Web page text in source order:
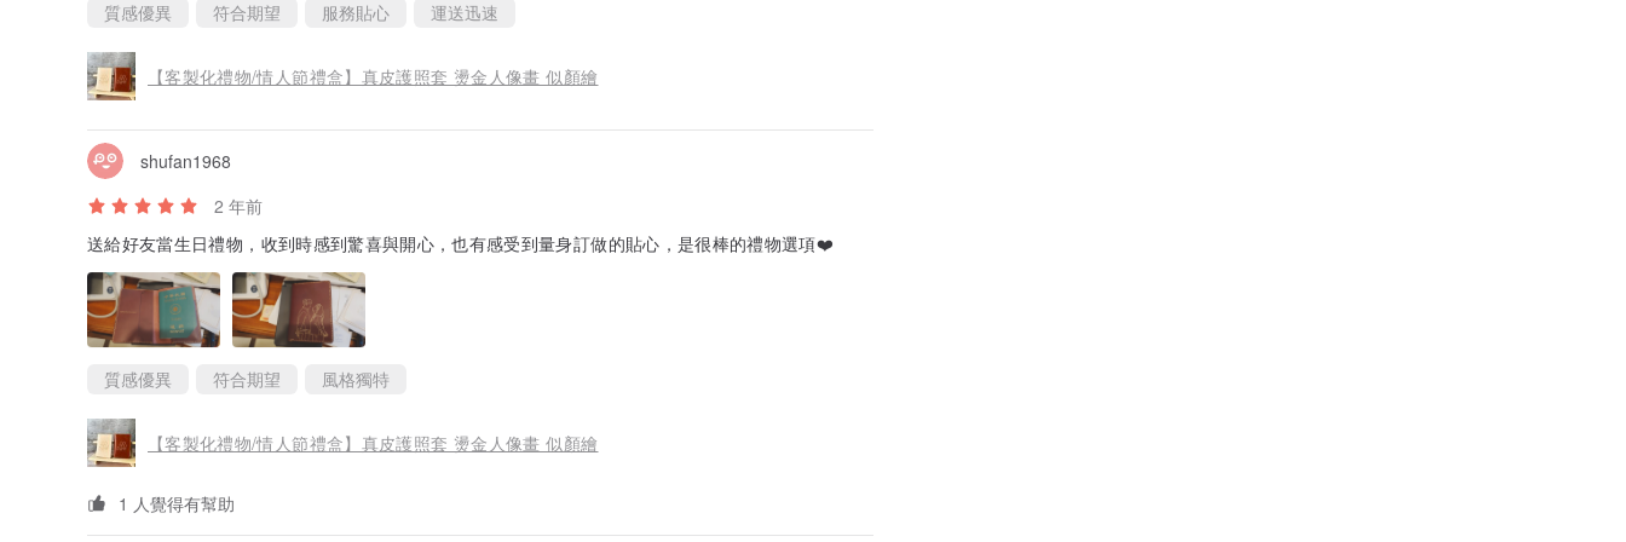
質感優異 符合期望 服務貼心 運送迅速
【客製化禮物/情人節禮盒】真皮護照套 燙金人像畫 似顏繪
shufan1968
2 年前
送給好友當生日禮物，收到時感到驚喜與開心，也有感受到量身訂做的貼心，是很棒的禮物選項❤️
質感優異 符合期望 風格獨特
【客製化禮物/情人節禮盒】真皮護照套 燙金人像畫 似顏繪
1 人覺得有幫助